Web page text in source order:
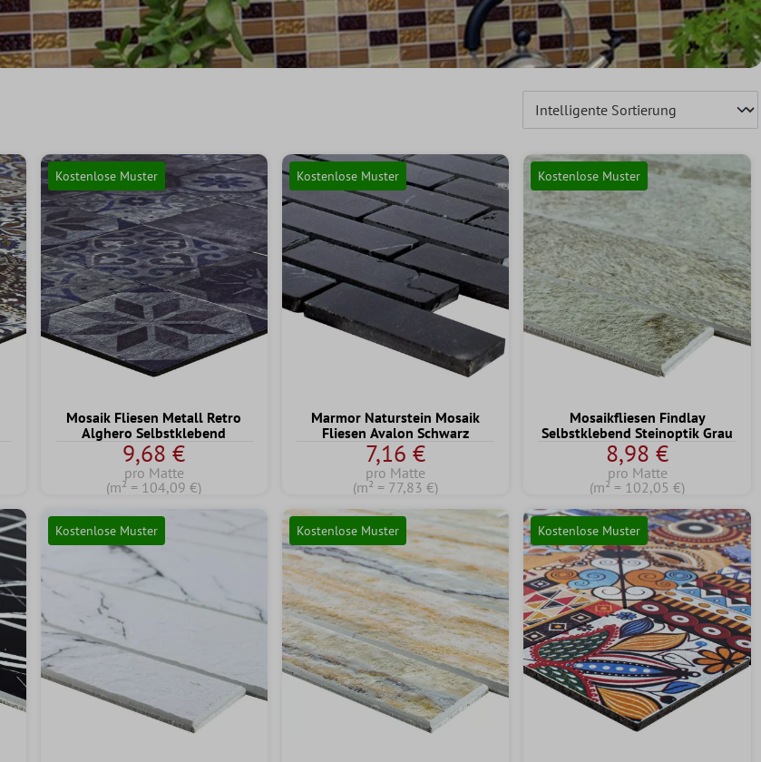
Kostenlose Muster
Mosaik Fliesen Metall Retro
Alghero Selbstklebend
9,68 €
pro Matte
(m² = 104,09 €)
Kostenlose Muster
Marmor Naturstein Mosaik
Fliesen Avalon Schwarz
7,16 €
pro Matte
(m² = 77,83 €)
Kostenlose Muster
Mosaikfliesen Findlay
Selbstklebend Steinoptik Grau
8,98 €
pro Matte
(m² = 102,05 €)
Kostenlose Muster Kostenlose Muster Kostenlose Muster